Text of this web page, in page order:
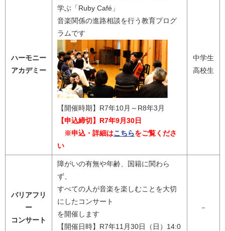
ハーモニー
アカデミー
学ぶ「Ruby Café」
音楽関係の進路相談を行う教育プログ
ラムです
【開催時期】R7年10月～R8年3月
【申込締切】R7年9月30日
※申込・詳細はこちらをご覧くださ
い
中学生
高校生
バリアフリ
ー
コンサート
障がいの有無や年齢、国籍に関わら
ず、
すべての人が音楽を楽しむことを大切
にしたコンサート
を開催します
【開催日時】R7年11月30日（日）14:0
－